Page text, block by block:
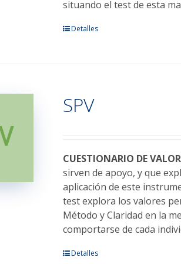
producto
situando el test de esta
Este
Las
opciones
elegir
en
la
página
de
producto
Detalles
SPV
CUESTIONARIO DE
sirven de apoyo, y que
aplicación de este
test explora los valores
Método y Claridad en la
comportarse de cada
EsteDetalles